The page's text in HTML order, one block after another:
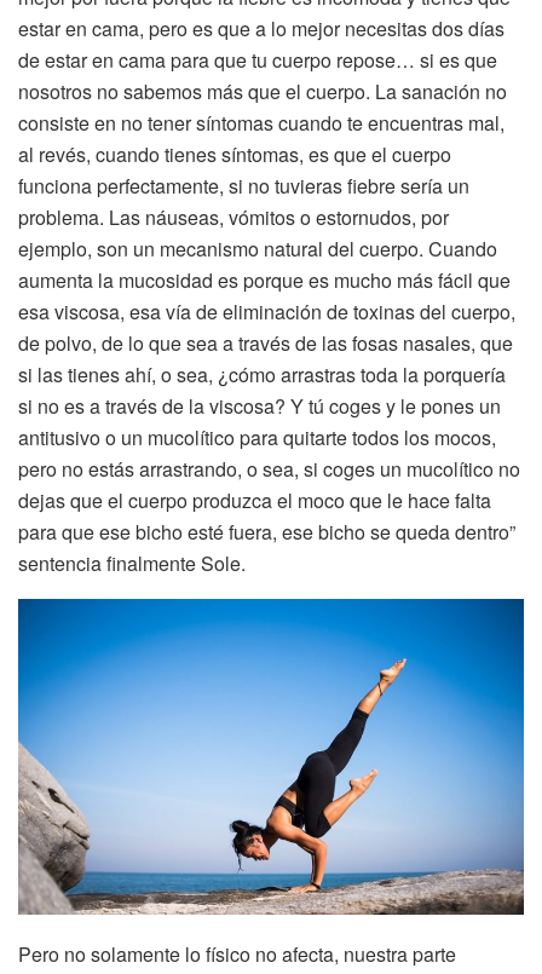
estar en cama, pero es que a lo mejor necesitas dos días
de estar en cama para que tu cuerpo repose… si es que
nosotros no sabemos más que el cuerpo. La sanación no
consiste en no tener síntomas cuando te encuentras mal,
al revés, cuando tienes síntomas, es que el cuerpo
funciona perfectamente, si no tuvieras fiebre sería un
problema. Las náuseas, vómitos o estornudos, por
ejemplo, son un mecanismo natural del cuerpo. Cuando
aumenta la mucosidad es porque es mucho más fácil que
esa viscosa, esa vía de eliminación de toxinas del cuerpo,
de polvo, de lo que sea a través de las fosas nasales, que
si las tienes ahí, o sea, ¿cómo arrastras toda la porquería
si no es a través de la viscosa? Y tú coges y le pones un
antitusivo o un mucolítico para quitarte todos los mocos,
pero no estás arrastrando, o sea, si coges un mucolítico no
dejas que el cuerpo produzca el moco que le hace falta
para que ese bicho esté fuera, ese bicho se queda dentro”
sentencia finalmente Sole.
Pero no solamente lo físico no afecta, nuestra parte